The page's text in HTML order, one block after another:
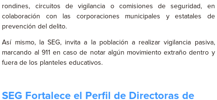
rondines, circuitos de vigilancia o comisiones de seguridad, en
colaboración con las corporaciones municipales y estatales de
prevención del delito.
Así mismo, la SEG, invita a la población a realizar vigilancia pasiva,
marcando al 911 en caso de notar algún movimiento extraño dentro y
fuera de los planteles educativos.
SEG Fortalece el Perfil de Directoras de